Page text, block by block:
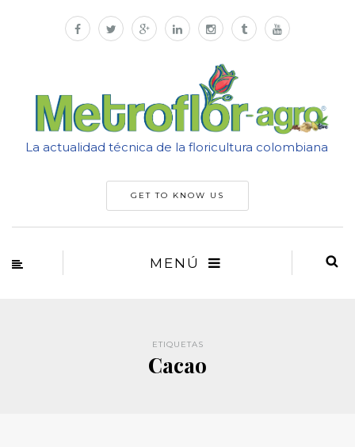
La actualidad técnica de la floricultura colombiana
GET TO KNOW US
MENÚ
ETIQUETAS
Cacao